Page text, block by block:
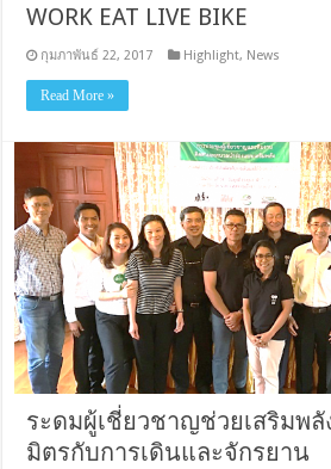
WORK EAT LIVE BIKE
กุมภาพันธ์ 22, 2017 Highlight, News
Read More »
ระดมผู้เชี่ยวชาญช่วยเสริมพลั
มิตรกับการเดินและจักรยาน